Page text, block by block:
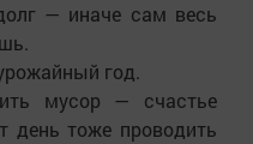
— иначе сам весь
год.
мусор — счастье
день тоже проводить